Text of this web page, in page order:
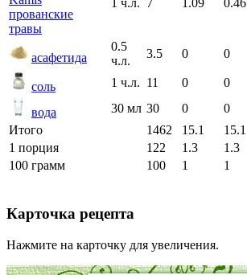
прованские
травы
1 ч.л. 7 1.09 0.46
асафетида
0.5
ч.л.
3.5 0 0
соль 1 ч.л. 11 0 0
вода 30 мл 30 0 0
Итого
1462 15.1 15.1
1 порция
122 1.3 1.3
100 грамм
100 1 1
Карточка рецепта
Нажмите на карточку для увеличения.